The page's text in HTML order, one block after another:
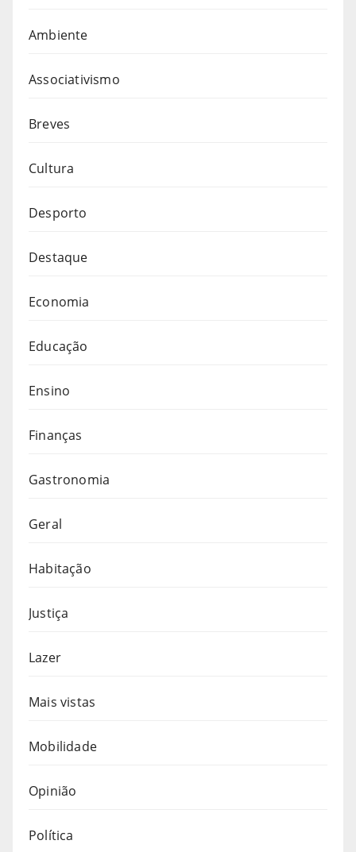
Ambiente
Associativismo
Breves
Cultura
Desporto
Destaque
Economia
Educação
Ensino
Finanças
Gastronomia
Geral
Habitação
Justiça
Lazer
Mais vistas
Mobilidade
Opinião
Política